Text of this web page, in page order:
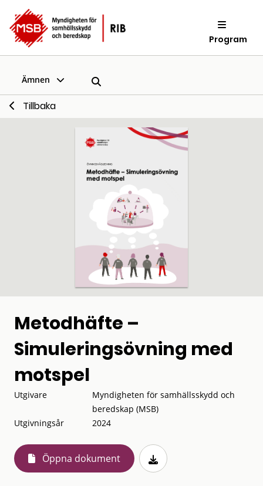
Program
Ämnen
Tillbaka
Metodhäfte –
Simuleringsövning med
motspel
Utgivare
Myndigheten för samhällsskydd och
beredskap (MSB)
Utgivningsår
2024
Öppna dokument